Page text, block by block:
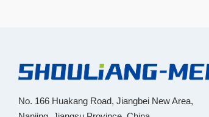
No. 166 Huakang Road, Jiangbei New Area,